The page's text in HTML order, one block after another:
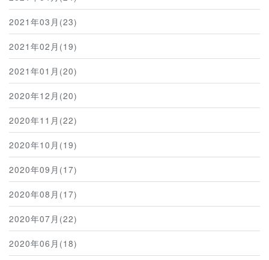
2021年03月(23)
2021年02月(19)
2021年01月(20)
2020年12月(20)
2020年11月(22)
2020年10月(19)
2020年09月(17)
2020年08月(17)
2020年07月(22)
2020年06月(18)